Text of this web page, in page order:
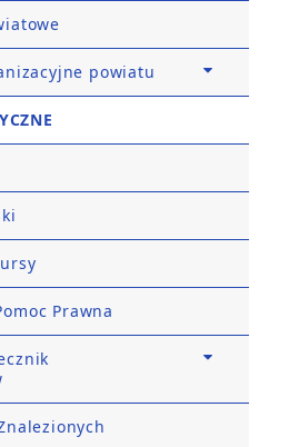
powiatu
Prawna